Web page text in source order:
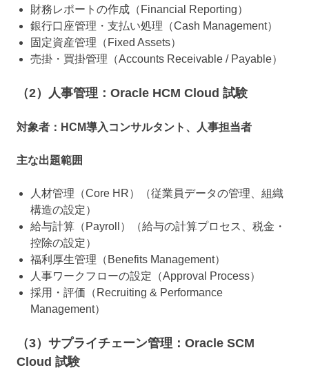
財務レポートの作成（Financial Reporting）
銀行口座管理・支払い処理（Cash Management）
固定資産管理（Fixed Assets）
売掛・買掛管理（Accounts Receivable / Payable）
（2）人事管理：Oracle HCM Cloud 試験
対象者：HCM導入コンサルタント、人事担当者
主な出題範囲
人材管理（Core HR）（従業員データの管理、組織
構造の設定）
給与計算（Payroll）（給与の計算プロセス、税金・
控除の設定）
福利厚生管理（Benefits Management）
人事ワークフローの設定（Approval Process）
採用・評価（Recruiting & Performance
Management）
（3）サプライチェーン管理：Oracle SCM
Cloud 試験